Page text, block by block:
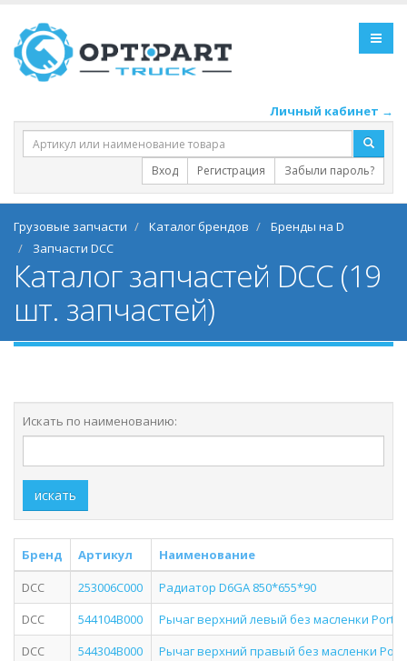
Личный кабинет →
Вход Регистрация Забыли пароль?
Грузовые запчасти Каталог брендов
Бренды на D
Запчасти DCC
Каталог запчастей DCC (19
шт. запчастей)
Искать по наименованию:
искать
Бренд Артикул
Наименование
DCC
253006C000
Радиатор D6GA 850*655*90
DCC
544104B000
Рычаг верхний левый без масленки Porter
DCC
544304B000
Рычаг верхний правый без масленки